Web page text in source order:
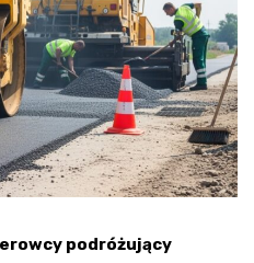
podróżujący